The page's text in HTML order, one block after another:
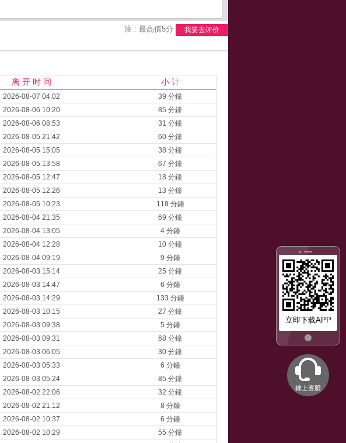
立即下载APP
注 : 最高值5分 我要去评价
离 开 时 间 小 计
2026-08-07 04:02
39 分鐘
2026-08-06 10:20
85 分鐘
2026-08-06 08:53
31 分鐘
2026-08-05 21:42
60 分鐘
2026-08-05 15:05
38 分鐘
2026-08-05 13:58
67 分鐘
2026-08-05 12:47
18 分鐘
2026-08-05 12:26
13 分鐘
2026-08-05 10:23
118 分鐘
2026-08-04 21:35
69 分鐘
2026-08-04 13:05
4 分鐘
2026-08-04 12:28
10 分鐘
2026-08-04 09:19
9 分鐘
2026-08-03 15:14
25 分鐘
2026-08-03 14:47
6 分鐘
2026-08-03 14:29
133 分鐘
2026-08-03 10:15
27 分鐘
2026-08-03 09:38
5 分鐘
2026-08-03 09:31
68 分鐘
2026-08-03 06:05
30 分鐘
2026-08-03 05:33
6 分鐘
2026-08-03 05:24
85 分鐘
2026-08-02 22:06
32 分鐘
2026-08-02 21:12
8 分鐘
2026-08-02 10:37
6 分鐘
2026-08-02 10:29
55 分鐘